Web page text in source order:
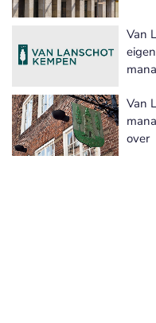
Van
Van
over